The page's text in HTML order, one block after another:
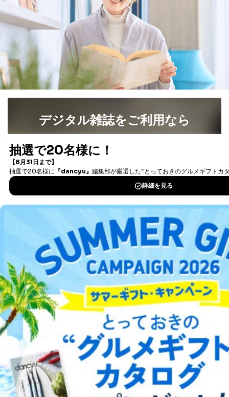
企業）からの委託
により当社の
定期購読サービス
等をご利用の方の
個人情報
提携企業及びお客様がご購入され
た商品の発売元企業からのｅメー
ル等による商品、
サービス、キャンペーン等の広告
に関するご案内のため
SNS公式アカウン
トに登録された方
の個人情報
当社のサービス利用状況の把握お
よびその分析のため
お問い合わせ対応、トラブル対
処、オペレーター教育など応対品
質向上のため
ため
※上記の利用目的のうちNo.1～5については保有個人デ
ータ（開示対象個人情報）の利用目的であり、下記4.の
開示等のご請求に対応させていただきます。
なお、6、7については、パートナー（提携企業）様又は
各SNS運営会社様にご請求いただきますようお願い致し
当社は、取得した個人情報を適切に管理し､あらかじめ
本人の同意を得ることなく第三者に提供することはあり
ません。ただし、次の場合は除きます。
法令に基づく場合
人の生命､身体または財産の保護のために必要がある
場合であって、本人の同意を得ることが困難であると
き。
公衆衛生の向上または児童の健全な育成の推進のため
に特に必要がある場合であって、本人の同意を得るこ
とが困難である場合。
国の機関もしくは地方公共団体またはその委託を受け
た者が法令の定める事務を遂行することに対して協力
する必要がある場合であって、本人の同意を得ること
により当該事務の遂行に支障を及ぼすおそれがあると
き。
上記２．の利用目的を実施するために守秘義務を結ん
だ企業に、業務の一部として個人情報の取扱いを委
託・提供する場合、その業務に必要な範囲で委託・提
デジタル雑誌をご利用なら
書籍）が無料で読み放題！
DOWNLOAD FOR IOS
DOWNLOAD FOR ANDROID
ご利用方法はこちら
総合案内
アフィリエイト 採用情報
プレスリリース お問い合わせ
利用規約プライバシーポリシー 特定商取引法に基づく表示
出版社の皆様へ
投資家の皆様へサイトマップ